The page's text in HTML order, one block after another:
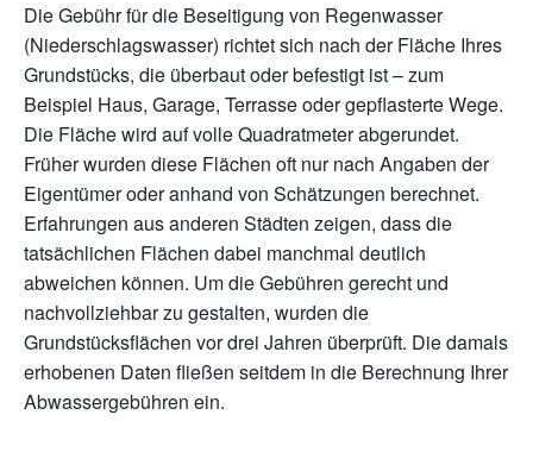
Die Gebühr für die Beseitigung von Regenwasser
(Niederschlagswasser) richtet sich nach der Fläche Ihres
Grundstücks, die überbaut oder befestigt ist – zum
Beispiel Haus, Garage, Terrasse oder gepflasterte Wege.
Die Fläche wird auf volle Quadratmeter abgerundet.
Früher wurden diese Flächen oft nur nach Angaben der
Eigentümer oder anhand von Schätzungen berechnet.
Erfahrungen aus anderen Städten zeigen, dass die
tatsächlichen Flächen dabei manchmal deutlich
abweichen können. Um die Gebühren gerecht und
nachvollziehbar zu gestalten, wurden die
Grundstücksflächen vor drei Jahren überprüft. Die damals
erhobenen Daten fließen seitdem in die Berechnung Ihrer
Abwassergebühren ein.